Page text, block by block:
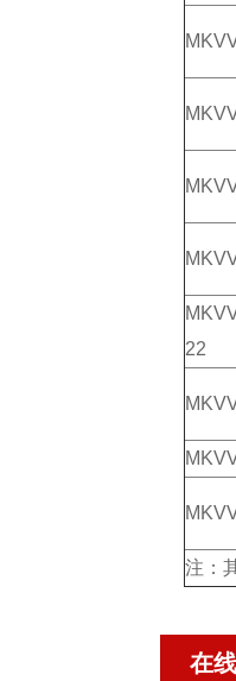
22
注：
在